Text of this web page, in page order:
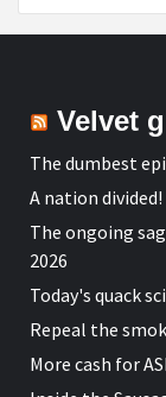
Velvet
The dumbest
A nation divided!
The ongoing
2026
Today's quack
Repeal the
More cash for